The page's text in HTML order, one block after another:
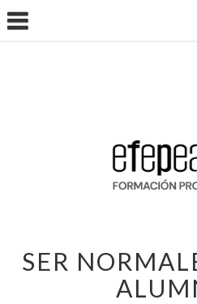
SER